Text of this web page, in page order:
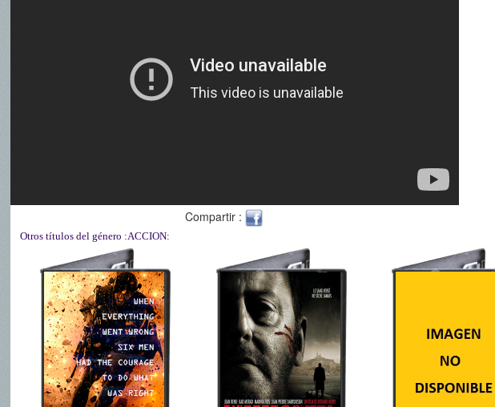
Compartir :
Otros títulos del género :ACCION:
13 HORAS
El 11 de septiembre de
2012, en el aniversario de
los ataques terroristas a las
Torres Gemelas y al
Pentágono, un grupo de
milicianos islamistas
atentaron contra el
consulado estadounidense
... Más
22 BALAS
Antiguo miembro de la
mafia retirado que lleva 3
años viviendo una placida
vida dedicado a su mujer y
a sus hijos. Una mañana,
unos hombres le atacan y
es dado por muerto
después de recibir ... Más
Bobby Trench
Washington), y un
Michael Stigman
Wahlberg),
dólares a la mafia. El